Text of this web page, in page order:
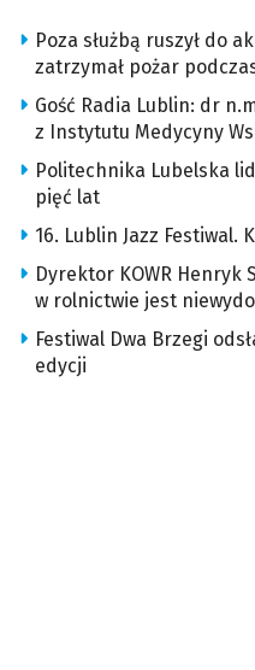
Poza służbą ruszył do
zatrzymał pożar
Gość Radia Lublin: dr
z Instytutu Medycyny
Politechnika Lubelska
pięć lat
16. Lublin Jazz Festiwal.
Dyrektor KOWR Henryk
w rolnictwie jest
Festiwal Dwa Brzegi
edycji